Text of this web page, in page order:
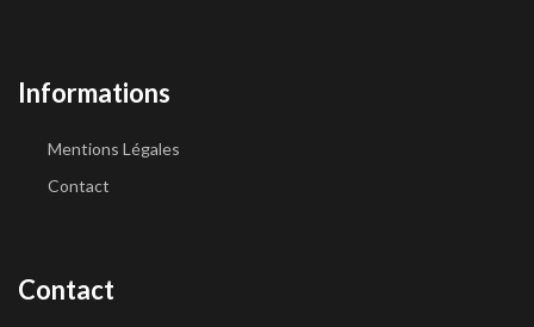
Informations
Mentions Légales
Contact
Contact